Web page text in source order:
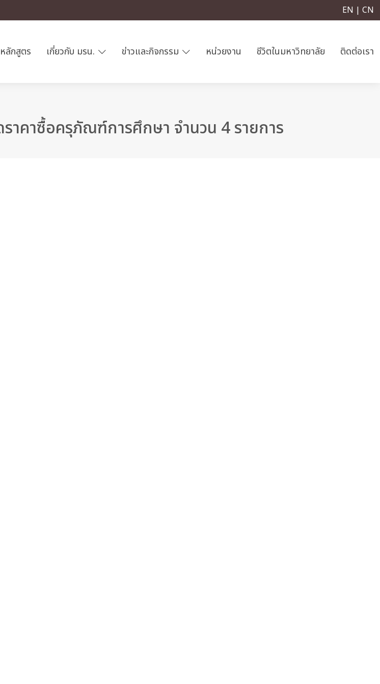
EN | CN
หลักสูตร เกี่ยวกับ มรน. ข่าวและกิจกรรม หน่วยงาน ชีวิตในมหาวิทยาลัย ติดต่อเรา
ราคาซื้อครุภัณฑ์การศึกษา จำนวน 4 รายการ